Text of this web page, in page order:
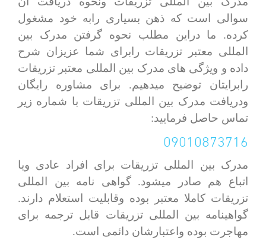
سوالی است که ذهن بسیاری رابه خود مشغول
کرده. ما دراین مطلب نحوه گرفتن مدرک بین
المللی معتبر تزریقات رابرای شما عزیزان شرح
داده و ویژگی های مدرک بین المللی معتبر تزریقات
رابرایتان توضیح میدهیم. برای مشاوره رایگان
ودریافت مدرک بین المللی تزریقات با شماره زیر
تماس حاصل فرمایید:
09010873716
مدرک بین المللی تزریقات برای افراد عادی ویا
اتباع هم صادر میشود. گواهی نامه بین المللی
تزریقات کاملا معتبر بوده وقابلیت استعلام دارند.
گواهینامه بین المللی تزریقات قابل ترجمه برای
مهاجرت بوده واعتبارشان دائمی است.